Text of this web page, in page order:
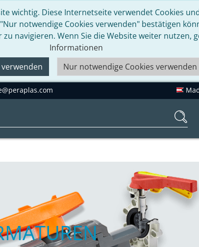
wichtig. Diese Internetseite verwendet Cookies
notwendige Cookies verwenden" bestätigen
navigieren. Wenn Sie die Website weiter nutzen,
Informationen
Nur notwendige Cookies verwenden